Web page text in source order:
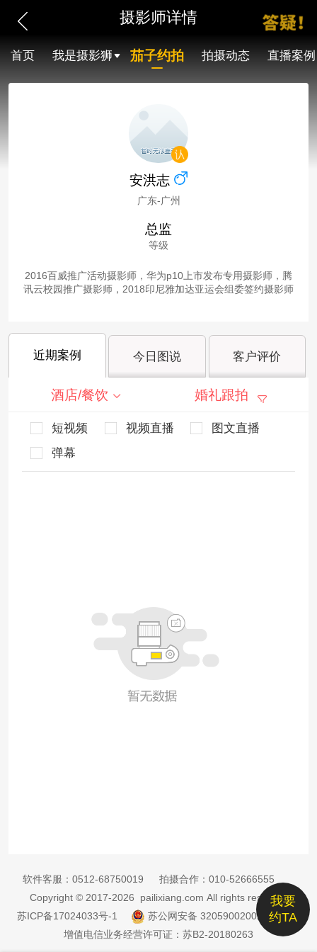
摄影师详情
首页 我是摄影狮 茄子约拍 拍摄动态 直播案例
安洪志
广东-广州
总监
等级
2016百威推广活动摄影师，华为p10上市发布专用摄影师，腾
讯云校园推广摄影师，2018印尼雅加达亚运会组委签约摄影师
近期案例 今日图说 客户评价
酒店/餐饮 婚礼跟拍
短视频 视频直播
图文直播
弹幕
我要
约TA
软件客服： 0512-68750019 拍摄合作： 010-52666555
Copyright © 2017-2026 pailixiang.com All rights reserved
苏ICP备17024033号-1
苏公网安备 32059002002885号
增值电信业务经营许可证：苏B2-20180263